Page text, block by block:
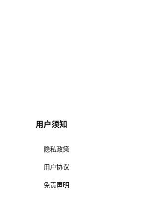
用户须知
隐私政策
用户协议
免责声明